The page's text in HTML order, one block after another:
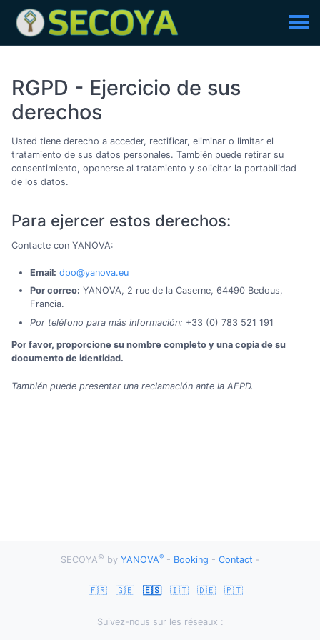
RGPD - Ejercicio de sus
derechos
Usted tiene derecho a acceder, rectificar, eliminar o limitar el
tratamiento de sus datos personales. También puede retirar su
consentimiento, oponerse al tratamiento y solicitar la portabilidad
de los datos.
Para ejercer estos derechos:
Contacte con YANOVA:
Email: dpo@yanova.eu
Por correo: YANOVA, 2 rue de la Caserne, 64490 Bedous,
Francia.
Por teléfono para más información: +33 (0) 783 521 191
Por favor, proporcione su nombre completo y una copia de su
documento de identidad.
También puede presentar una reclamación ante la AEPD.
SECOYA© by YANOVA® - Booking - Contact -
🇫🇷 🇬🇧 🇪🇸 🇮🇹 🇩🇪 🇵🇹
Suivez-nous sur les réseaux :